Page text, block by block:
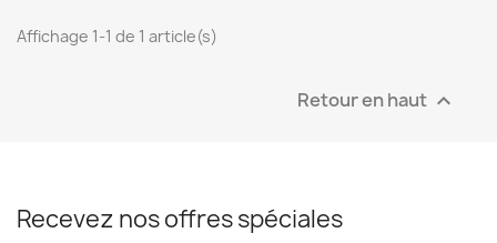
Affichage 1-1 de 1 article(s)
Retour en haut 
Recevez nos offres spéciales